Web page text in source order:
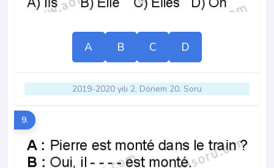
A B C D
2019-2020 yılı 2. Dönem 20. Soru
9.